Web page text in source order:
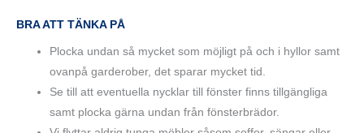
BRA ATT TÄNKA PÅ
Plocka undan så mycket som möjligt på och i hyllor samt
ovanpå garderober, det sparar mycket tid.
Se till att eventuella nycklar till fönster finns tillgängliga
samt plocka gärna undan från fönsterbrädor.